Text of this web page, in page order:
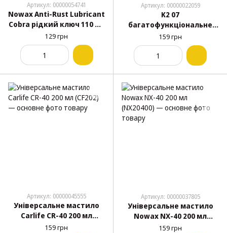
Артикул: 00000054741
Nowax Anti-Rust Lubricant
Cobra рідкий ключ 110 мл
(NX11300)
129 грн
Артикул: 00000022059
K2 07
багатофункціональне
мастило 150 мл
159 грн
Артикул: 00000045555
Універсальне мастило
Carlife CR-40 200 мл
(CF202)
159 грн
Артикул: 00000037805
Універсальне мастило
Nowax NX-40 200 мл
(NX20400)
159 грн